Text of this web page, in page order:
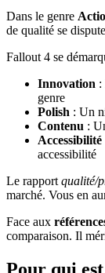
Dans le genre
de qualité se
Fallout 4 se
Innovation :
genre
Polish : Un
Contenu :
Accessibilité
accessibilité
Le rapport qualité/
marché. Vous en
Face aux
comparaison. Il